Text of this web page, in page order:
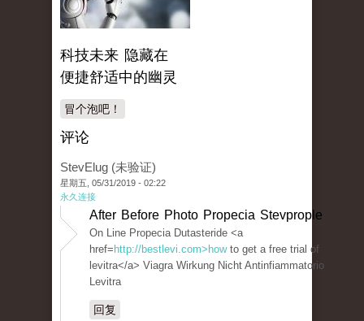
科技未来 隐藏在
便捷舒适中的幽灵
冒个泡吧！
评论
StevElug (未验证)
星期五, 05/31/2019 - 02:22
永久连接
After Before Photo Propecia Stevprople
On Line Propecia Dutasteride <a
href= http://bestlevi.com>howto get a free trial of
levitra</a> Viagra Wirkung Nicht Antinfiammatorio
Levitra
回复